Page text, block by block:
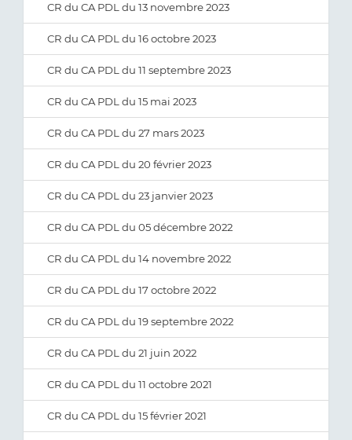
CR du CA PDL du 13 novembre 2023
CR du CA PDL du 16 octobre 2023
CR du CA PDL du 11 septembre 2023
CR du CA PDL du 15 mai 2023
CR du CA PDL du 27 mars 2023
CR du CA PDL du 20 février 2023
CR du CA PDL du 23 janvier 2023
CR du CA PDL du 05 décembre 2022
CR du CA PDL du 14 novembre 2022
CR du CA PDL du 17 octobre 2022
CR du CA PDL du 19 septembre 2022
CR du CA PDL du 21 juin 2022
CR du CA PDL du 11 octobre 2021
CR du CA PDL du 15 février 2021